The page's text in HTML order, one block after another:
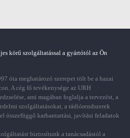
körű szolgáltatással a gyártótól az Ön
óta meghatározó szerepet tölt be a hazai
A cég fő tevékenysége az URH
ami magában foglalja a tervezést, a
szolgáltatásokat, a rádiórendszerek
összefüggő karbantartási, javítási feladatok
biztosítunk a tanácsadástól a